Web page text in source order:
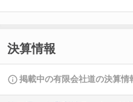
決算情報
掲載中の有限会社道の決算情